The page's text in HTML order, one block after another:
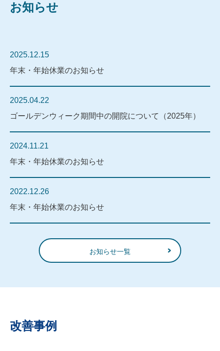
お知らせ
2025.12.15
年末・年始休業のお知らせ
2025.04.22
ゴールデンウィーク期間中の開院について（2025年）
2024.11.21
年末・年始休業のお知らせ
2022.12.26
年末・年始休業のお知らせ
お知らせ一覧
改善事例